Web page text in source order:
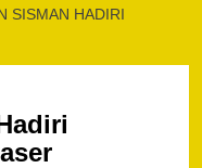
SISMAN HADIRI